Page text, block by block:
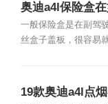
奥迪a4l保险盒
一般保险盒是在副驾
丝盒子盖板，很容易
19款奥迪a4l点